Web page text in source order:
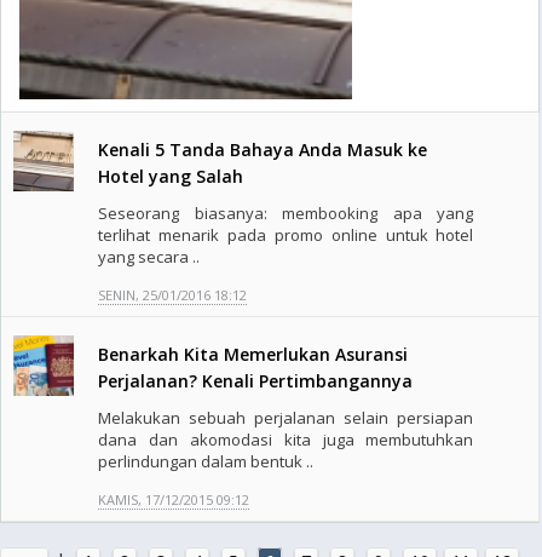
Kenali 5 Tanda Bahaya Anda Masuk ke
Hotel yang Salah
Seseorang biasanya: membooking apa yang
terlihat menarik pada promo online untuk hotel
yang secara ..
SENIN, 25/01/2016 18:12
Benarkah Kita Memerlukan Asuransi
Perjalanan? Kenali Pertimbangannya
Melakukan sebuah perjalanan selain persiapan
dana dan akomodasi kita juga membutuhkan
perlindungan dalam bentuk ..
KAMIS, 17/12/2015 09:12